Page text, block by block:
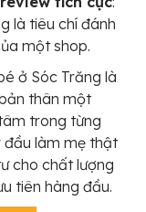
là tiêu chí đánh
một shop.
ở Sóc Trăng là
thân một
trong từng
đầu làm mẹ thật
cho chất lượng
tiên hàng đầu.